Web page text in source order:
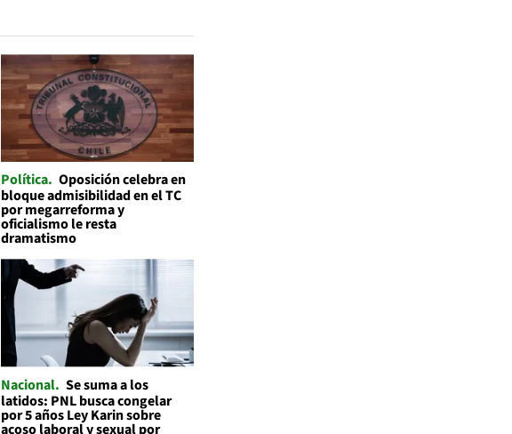
Política Oposición celebra en
bloque admisibilidad en el TC
por megarreforma y
oficialismo le resta
dramatismo
Nacional Se suma a los
latidos: PNL busca congelar
por 5 años Ley Karin sobre
acoso laboral y sexual por